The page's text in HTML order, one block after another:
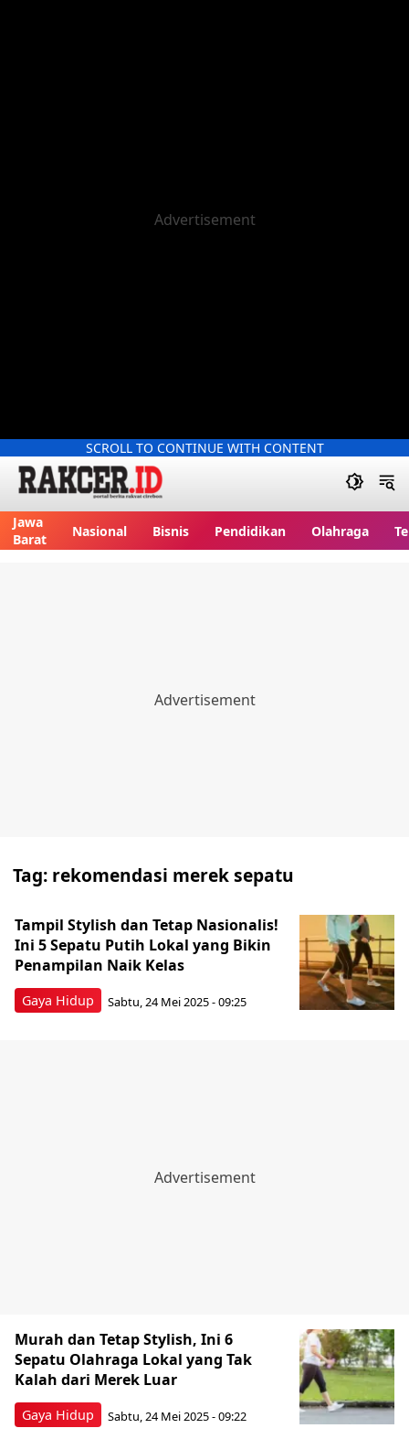
SCROLL TO CONTINUE WITH CONTENT
Jawa
Barat
Nasional Bisnis Pendidikan Olahraga
Tag: rekomendasi merek sepatu
Gaya Hidup
Tampil Stylish dan Tetap Nasionalis!
Ini 5 Sepatu Putih Lokal yang Bikin
Penampilan Naik Kelas
Sabtu, 24 Mei 2025 - 09:25
Gaya Hidup
Murah dan Tetap Stylish, Ini 6
Sepatu Olahraga Lokal yang Tak
Kalah dari Merek Luar
Sabtu, 24 Mei 2025 - 09:22